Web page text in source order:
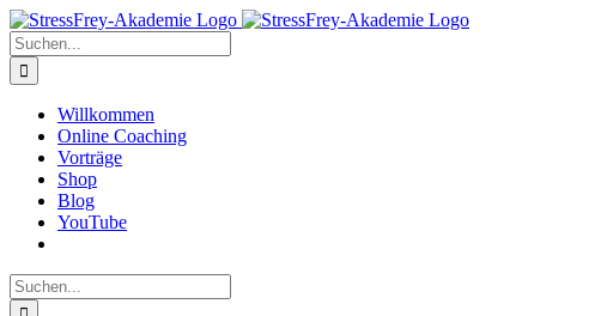
Zum
Inhalt
springen
Suche
nach:
Willkommen
Online Coaching
Vorträge
Shop
Blog
YouTube
Suche
nach: